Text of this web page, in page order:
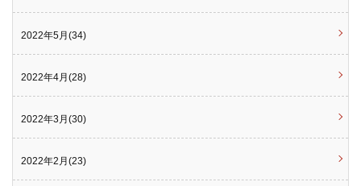
2022年5月(34)
2022年4月(28)
2022年3月(30)
2022年2月(23)